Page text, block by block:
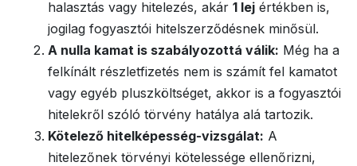
halasztás vagy hitelezés, akár 1 lej értékben is,
jogilag fogyasztói hitelszerződésnek minősül.
A nulla kamat is szabályozottá válik: Még ha a
felkínált részletfizetés nem is számít fel kamatot
vagy egyéb pluszköltséget, akkor is a fogyasztói
hitelekről szóló törvény hatálya alá tartozik.
Kötelező hitelképesség-vizsgálat: A
hitelezőnek törvényi kötelessége ellenőrizni,